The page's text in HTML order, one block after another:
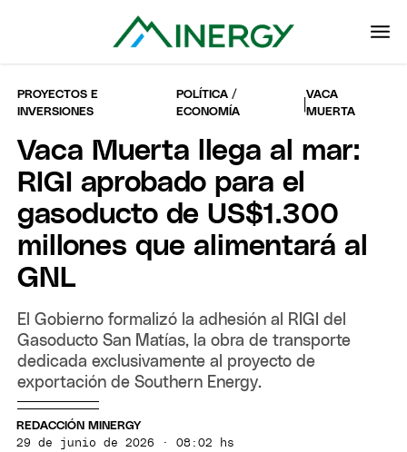
PROYECTOS E
INVERSIONES
POLÍTICA /
ECONOMÍA
VACA
MUERTA
Vaca Muerta llega al mar:
RIGI aprobado para el
gasoducto de US$1.300
millones que alimentará al
GNL
El Gobierno formalizó la adhesión al RIGI del
Gasoducto San Matías, la obra de transporte
dedicada exclusivamente al proyecto de
exportación de Southern Energy.
REDACCIÓN MINERGY
29 de junio de 2026 · 08:02 hs